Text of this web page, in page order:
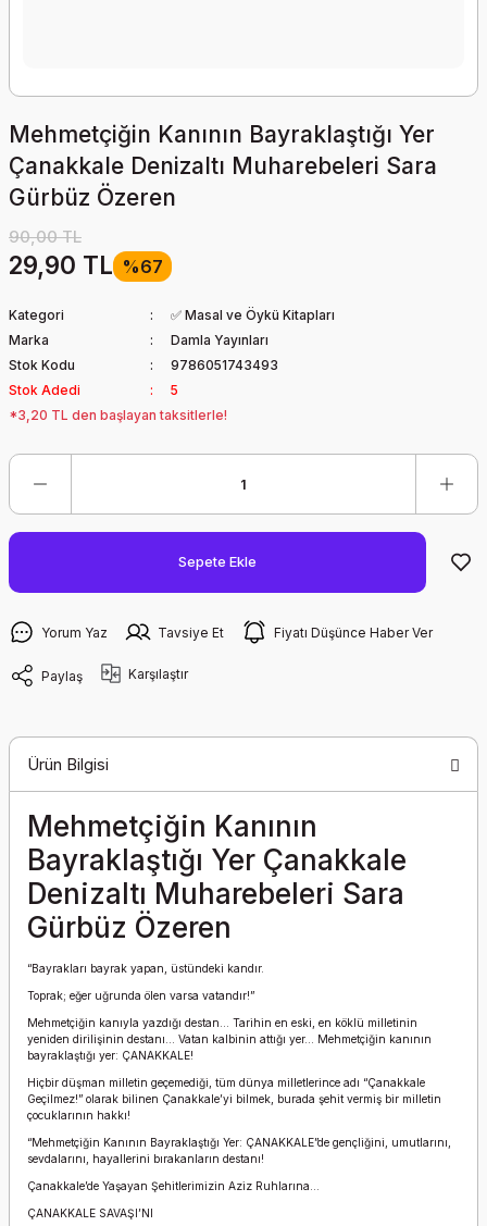
Mehmetçiğin Kanının Bayraklaştığı Yer
Çanakkale Denizaltı Muharebeleri Sara
Gürbüz Özeren
90,00 TL
29,90 TL %67
Kategori
✅ Masal ve Öykü Kitapları
Marka
Damla Yayınları
Stok Kodu
9786051743493
Stok Adedi
5
*3,20 TL den başlayan taksitlerle!
Sepete Ekle
Yorum Yaz Tavsiye Et Fiyatı Düşünce Haber Ver
Paylaş Karşılaştır
Ürün Bilgisi
Mehmetçiğin Kanının
Bayraklaştığı Yer Çanakkale
Denizaltı Muharebeleri Sara
Gürbüz Özeren
“Bayrakları bayrak yapan, üstündeki kandır.
Toprak; eğer uğrunda ölen varsa vatandır!”
Mehmetçiğin kanıyla yazdığı destan... Tarihin en eski, en köklü milletinin
yeniden dirilişinin destanı... Vatan kalbinin attığı yer... Mehmetçiğin kanının
bayraklaştığı yer: ÇANAKKALE!
Hiçbir düşman milletin geçemediği, tüm dünya milletlerince adı “Çanakkale
Geçilmez!” olarak bilinen Çanakkale’yi bilmek, burada şehit vermiş bir milletin
çocuklarının hakkı!
“Mehmetçiğin Kanının Bayraklaştığı Yer: ÇANAKKALE”de gençliğini, umutlarını,
sevdalarını, hayallerini bırakanların destanı!
Çanakkale’de Yaşayan Şehitlerimizin Aziz Ruhlarına...
ÇANAKKALE SAVAŞI’NI